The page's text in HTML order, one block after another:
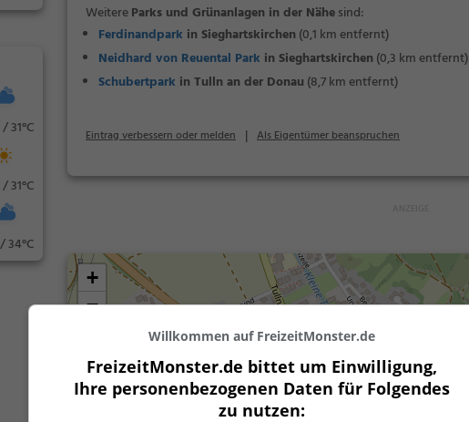
31°C
31°C
34°C
WeitereParks und Grünanlagen in der Nähesind:
Ferdinandpark in Sieghartskirchen (0,1 km entfernt)
Neidhard von Reuental Park in Sieghartskirchen (0,3 km entfernt)
Schubertpark in Tulln an der Donau (8,7 km entfernt)
Eintrag verbessern oder melden | Als Eigentümer beanspruchen
+
−
Willkommen auf FreizeitMonster.de
FreizeitMonster.de bittet um Einwilligung,
Ihre personenbezogenen Daten für Folgendes
zu nutzen: